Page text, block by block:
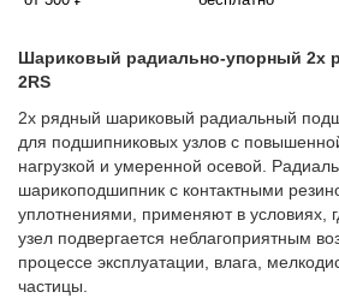
Шариковый радиально-упорный 2х
2RS
2х рядный шариковый радиальный
для подшипниковых узлов с
нагрузкой и умеренной осевой.
шарикоподшипник с контактными
уплотнениями, применяют в условиях,
узел подвергается неблагоприятным
процессе эксплуатации, влага,
частицы.